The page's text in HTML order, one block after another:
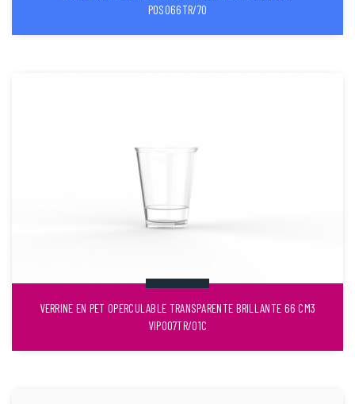
POS066TR/70
VERRINE EN PET OPERCULABLE TRANSPARENTE BRILLANTE 66 CM3
VIP007TR/01C